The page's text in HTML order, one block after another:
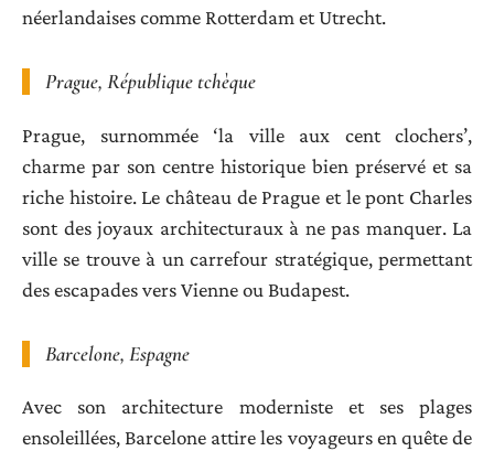
néerlandaises comme Rotterdam et Utrecht.
Prague, République tchèque
Prague, surnommée ‘la ville aux cent clochers’,
charme par son centre historique bien préservé et sa
riche histoire. Le château de Prague et le pont Charles
sont des joyaux architecturaux à ne pas manquer. La
ville se trouve à un carrefour stratégique, permettant
des escapades vers Vienne ou Budapest.
Barcelone, Espagne
Avec son architecture moderniste et ses plages
ensoleillées, Barcelone attire les voyageurs en quête de